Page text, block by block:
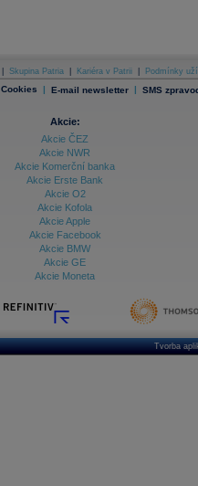
Skupina Patria Kariéra v Patrii Podmínky
Cookies | E-mail newsletter | SMS
Akcie:
Akcie ČEZ
Akcie NWR
Akcie Komerční banka
Akcie Erste Bank
Akcie O2
Akcie Kofola
Akcie Apple
Akcie Facebook
Akcie BMW
Akcie GE
Akcie Moneta
Tvorba